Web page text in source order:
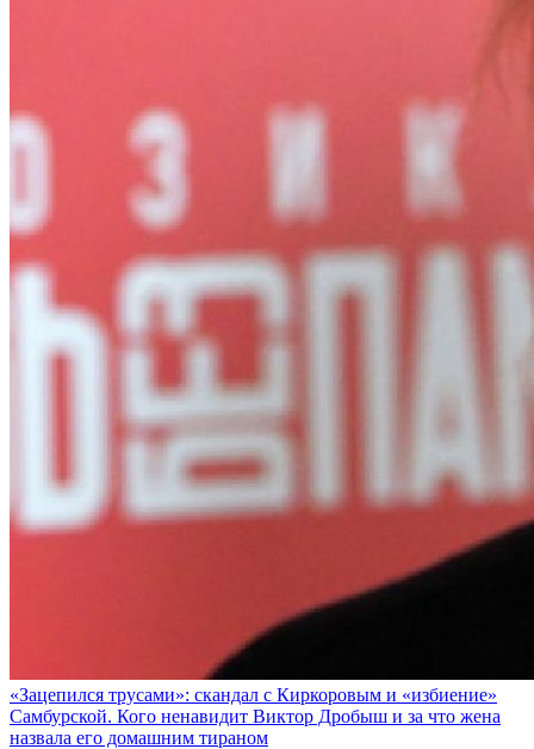
«Зацепился трусами»: скандал с Киркоровым и «избиение»
Самбурской. Кого ненавидит Виктор Дробыш и за что жена
назвала его домашним тираном